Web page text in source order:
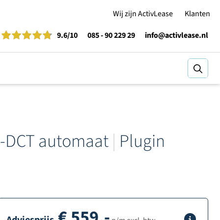
Wij zijn ActivLease
Klanten
9.6/10 085 - 90 229 29 info@activlease.nl
DCT automaat| Plugin